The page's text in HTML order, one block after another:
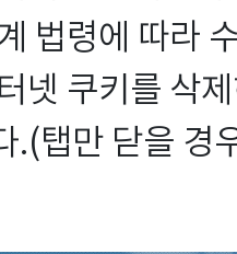
법령에 따라
넷 쿠키를 삭
.(탭만 닫을 경